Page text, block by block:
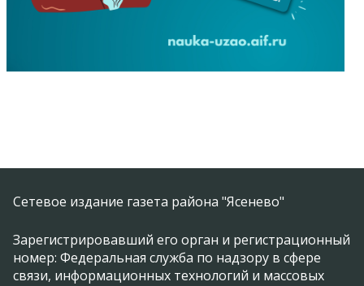
Сетевое издание газета района "Ясенево"
Зарегистрировавший его орган и регистрационный
номер: Федеральная служба по надзору в сфере
связи, информационных технологий и массовых